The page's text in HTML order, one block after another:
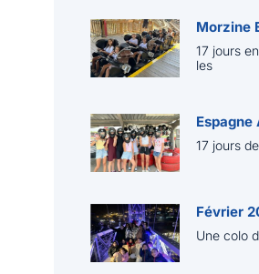
Morzine
17 jours
les
Espagne
17 jours
Février
Une colo